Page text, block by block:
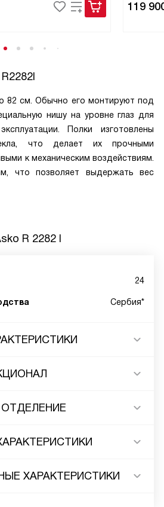
119
R2282I
82 см. Обычно его монтируют под
нишу на уровне глаз для
Полки изготовлены
что делает их прочными
к механическим воздействиям.
что позволяет выдержать вес
R 2282 I
24
Сербия*
ХАРАКТЕРИСТИКИ